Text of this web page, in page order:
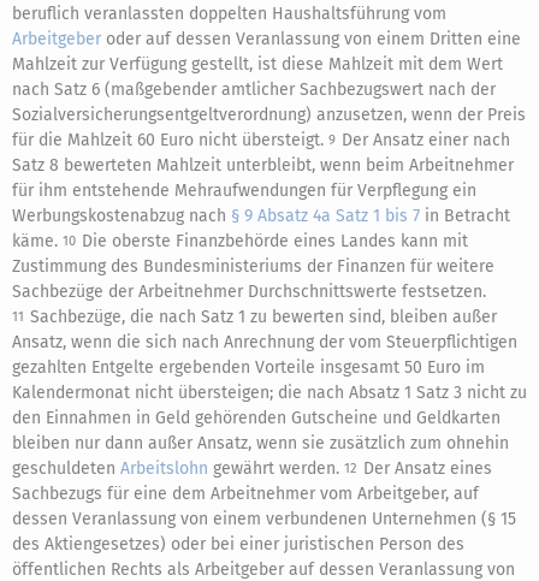
beruflich veranlassten doppelten Haushaltsführung vom
Arbeitgeber oder auf dessen Veranlassung von einem Dritten eine
Mahlzeit zur Verfügung gestellt, ist diese Mahlzeit mit dem Wert
nach Satz 6 (maßgebender amtlicher Sachbezugswert nach der
Sozialversicherungsentgeltverordnung) anzusetzen, wenn der Preis
für die Mahlzeit 60 Euro nicht übersteigt. 9 Der Ansatz einer nach
Satz 8 bewerteten Mahlzeit unterbleibt, wenn beim Arbeitnehmer
für ihm entstehende Mehraufwendungen für Verpflegung ein
Werbungskostenabzug nach § 9 Absatz 4a Satz 1 bis 7 in Betracht
käme. 10 Die oberste Finanzbehörde eines Landes kann mit
Zustimmung des Bundesministeriums der Finanzen für weitere
Sachbezüge der Arbeitnehmer Durchschnittswerte festsetzen.
11 Sachbezüge, die nach Satz 1 zu bewerten sind, bleiben außer
Ansatz, wenn die sich nach Anrechnung der vom Steuerpflichtigen
gezahlten Entgelte ergebenden Vorteile insgesamt 50 Euro im
Kalendermonat nicht übersteigen; die nach Absatz 1 Satz 3 nicht zu
den Einnahmen in Geld gehörenden Gutscheine und Geldkarten
bleiben nur dann außer Ansatz, wenn sie zusätzlich zum ohnehin
geschuldeten Arbeitslohn gewährt werden. 12 Der Ansatz eines
Sachbezugs für eine dem Arbeitnehmer vom Arbeitgeber, auf
dessen Veranlassung von einem verbundenen Unternehmen (§ 15
des Aktiengesetzes) oder bei einer juristischen Person des
öffentlichen Rechts als Arbeitgeber auf dessen Veranlassung von